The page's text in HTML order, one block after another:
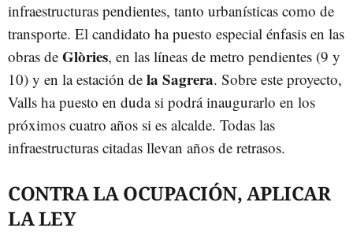
infraestructuras pendientes, tanto urbanísticas como de
transporte. El candidato ha puesto especial énfasis en las
obras de Glòries, en las líneas de metro pendientes (9 y
10) y en la estación de la Sagrera. Sobre este proyecto,
Valls ha puesto en duda si podrá inaugurarlo en los
próximos cuatro años si es alcalde. Todas las
infraestructuras citadas llevan años de retrasos.
CONTRA LA OCUPACIÓN, APLICAR
LA LEY